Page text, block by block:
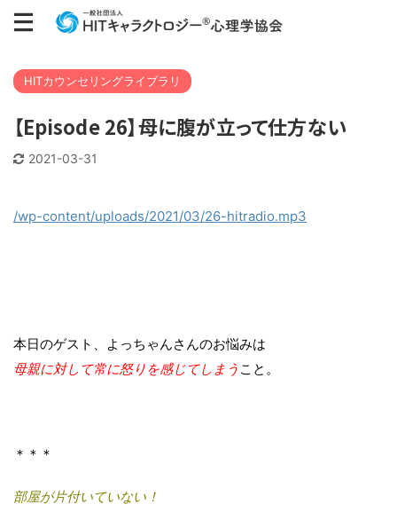
HITカウンセリングライブラリ
【Episode 26】母に腹が立って仕方ない
2021-03-31
/wp-content/uploads/2021/03/26-hitradio.mp3
本日のゲスト、よっちゃんさんのお悩みは
母親に対して常に怒りを感じてしまう こと。
＊＊＊
部屋が片付いていない！